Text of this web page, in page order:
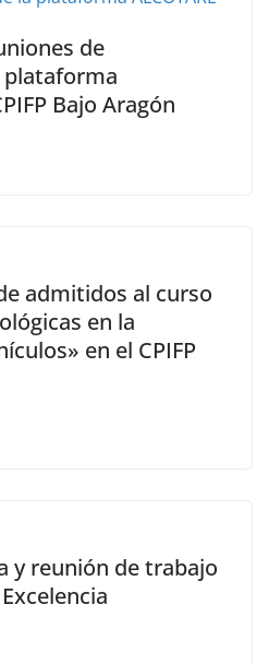
de
plataforma
Bajo Aragón
admitidos al curso
en la
en el CPIFP
y reunión de trabajo